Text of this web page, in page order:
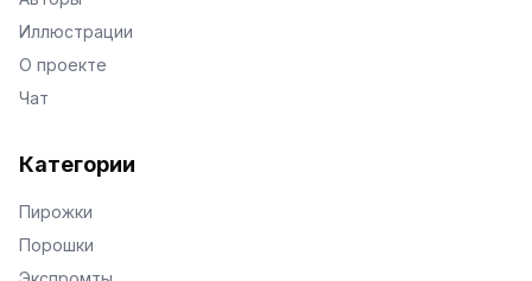
Иллюстрации
О проекте
Чат
Категории
Пирожки
Порошки